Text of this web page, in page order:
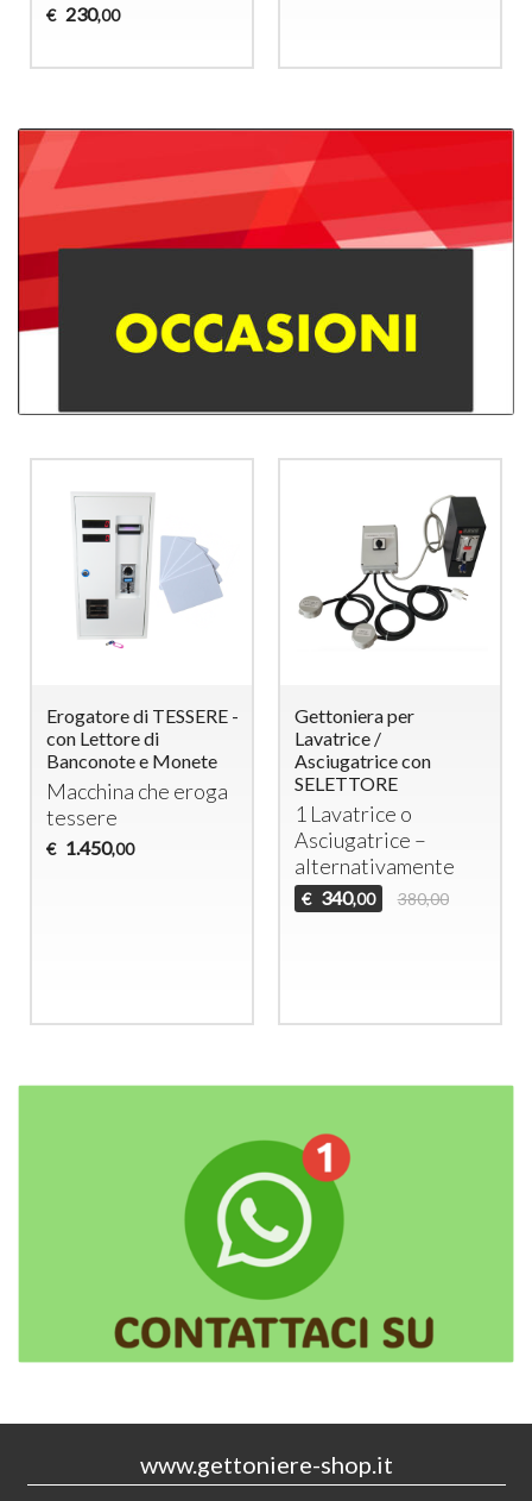
€ 230,00
Erogatore di TESSERE -
con Lettore di
Banconote e Monete
Macchina che eroga
tessere
€ 1.450,00
Gettoniera per
Lavatrice /
Asciugatrice con
SELETTORE
1 Lavatrice o
Asciugatrice –
alternativamente
€ 340,00 380,00
www.gettoniere-shop.it